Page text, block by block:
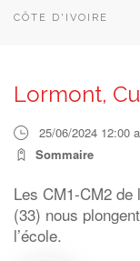
SUR LE
RECHERCHER
CÔTE D'IVOIRE
Lormont,
25/06/2024 12:00
Sommaire
Les CM1-CM2 de
(33) nous
l’école.